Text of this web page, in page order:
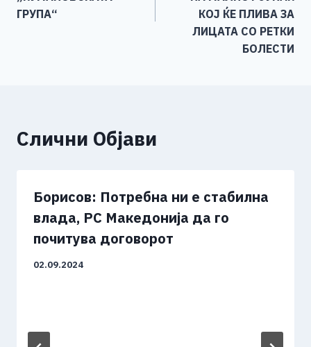
ГРУПА“
КОЈ ЌЕ ПЛИВА ЗА
ЛИЦАТА СО РЕТКИ
БОЛЕСТИ
Слични Објави
Борисов: Потребна ни е стабилна
влада, РС Македонија да го
почитува договорот
02.09.2024